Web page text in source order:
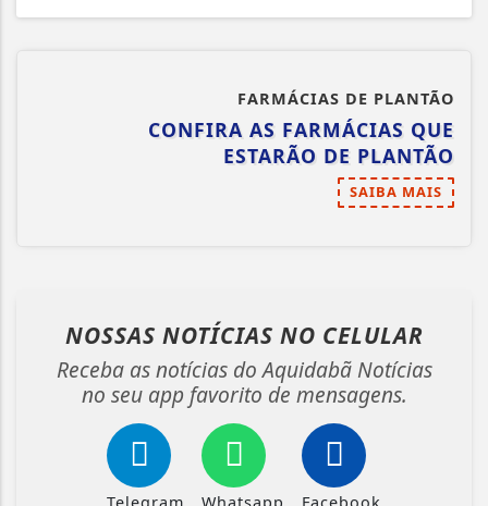
FARMÁCIAS DE PLANTÃO
CONFIRA AS FARMÁCIAS QUE
ESTARÃO DE PLANTÃO
SAIBA MAIS
NOSSAS NOTÍCIAS NO CELULAR
Receba as notícias do Aquidabã Notícias
no seu app favorito de mensagens.